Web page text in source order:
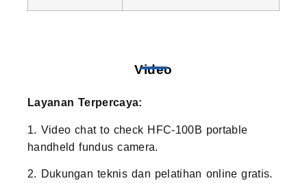
Video
Layanan Terpercaya:
1. Video chat to check HFC-100B portable
handheld fundus camera.
2. Dukungan teknis dan pelatihan online gratis.